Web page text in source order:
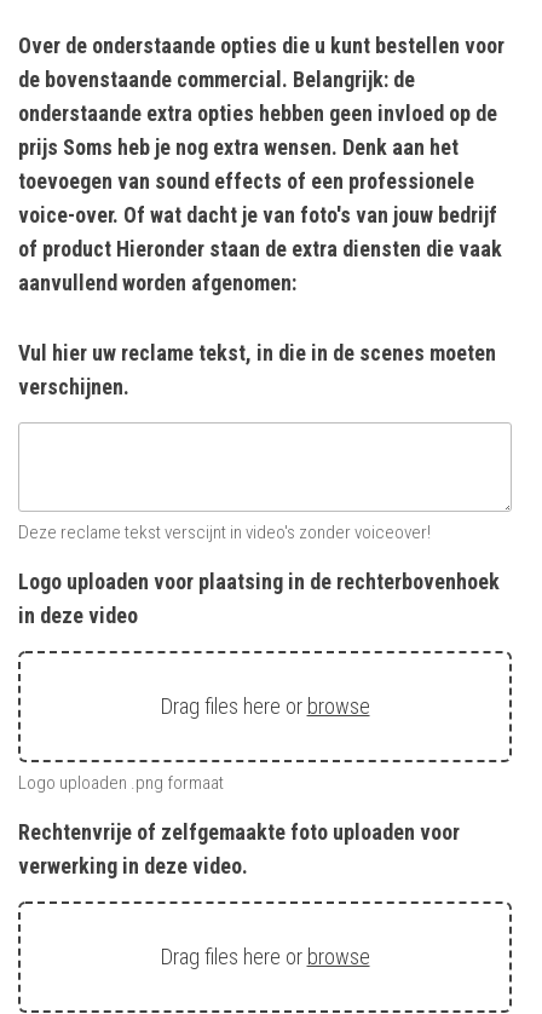
Over de onderstaande opties die u kunt bestellen voor
de bovenstaande commercial. Belangrijk: de
onderstaande extra opties hebben geen invloed op de
prijs Soms heb je nog extra wensen. Denk aan het
toevoegen van sound effects of een professionele
voice-over. Of wat dacht je van foto's van jouw bedrijf
of product Hieronder staan de extra diensten die vaak
aanvullend worden afgenomen:
Vul hier uw reclame tekst, in die in de scenes moeten
verschijnen.
Deze reclame tekst verscijnt in video's zonder voiceover!
Logo uploaden voor plaatsing in de rechterbovenhoek
in deze video
Drag files here or browse
Logo uploaden .png formaat
Rechtenvrije of zelfgemaakte foto uploaden voor
verwerking in deze video.
Drag files here or browse